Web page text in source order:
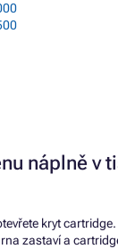
náplně v
kryt cartridge.
zastaví a